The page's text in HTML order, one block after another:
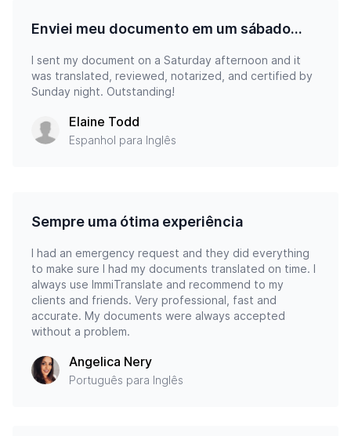
Enviei meu documento em um sábado...
I sent my document on a Saturday afternoon and it
was translated, reviewed, notarized, and certified by
Sunday night. Outstanding!
Elaine Todd
Espanhol para Inglês
Sempre uma ótima experiência
I had an emergency request and they did everything
to make sure I had my documents translated on time. I
always use ImmiTranslate and recommend to my
clients and friends. Very professional, fast and
accurate. My documents were always accepted
without a problem.
Angelica Nery
Português para Inglês